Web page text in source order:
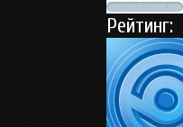
Рейтинг: